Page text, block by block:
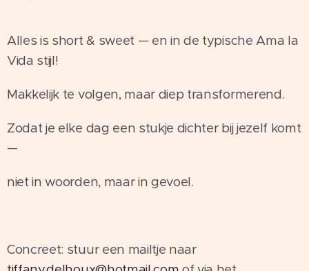
Alles is short & sweet — en in de typische Ama la
Vida stijl!
Makkelijk te volgen, maar diep transformerend.
Zodat je elke dag een stukje dichter bij jezelf komt
—
niet in woorden, maar in gevoel.
Concreet: stuur een mailtje naar